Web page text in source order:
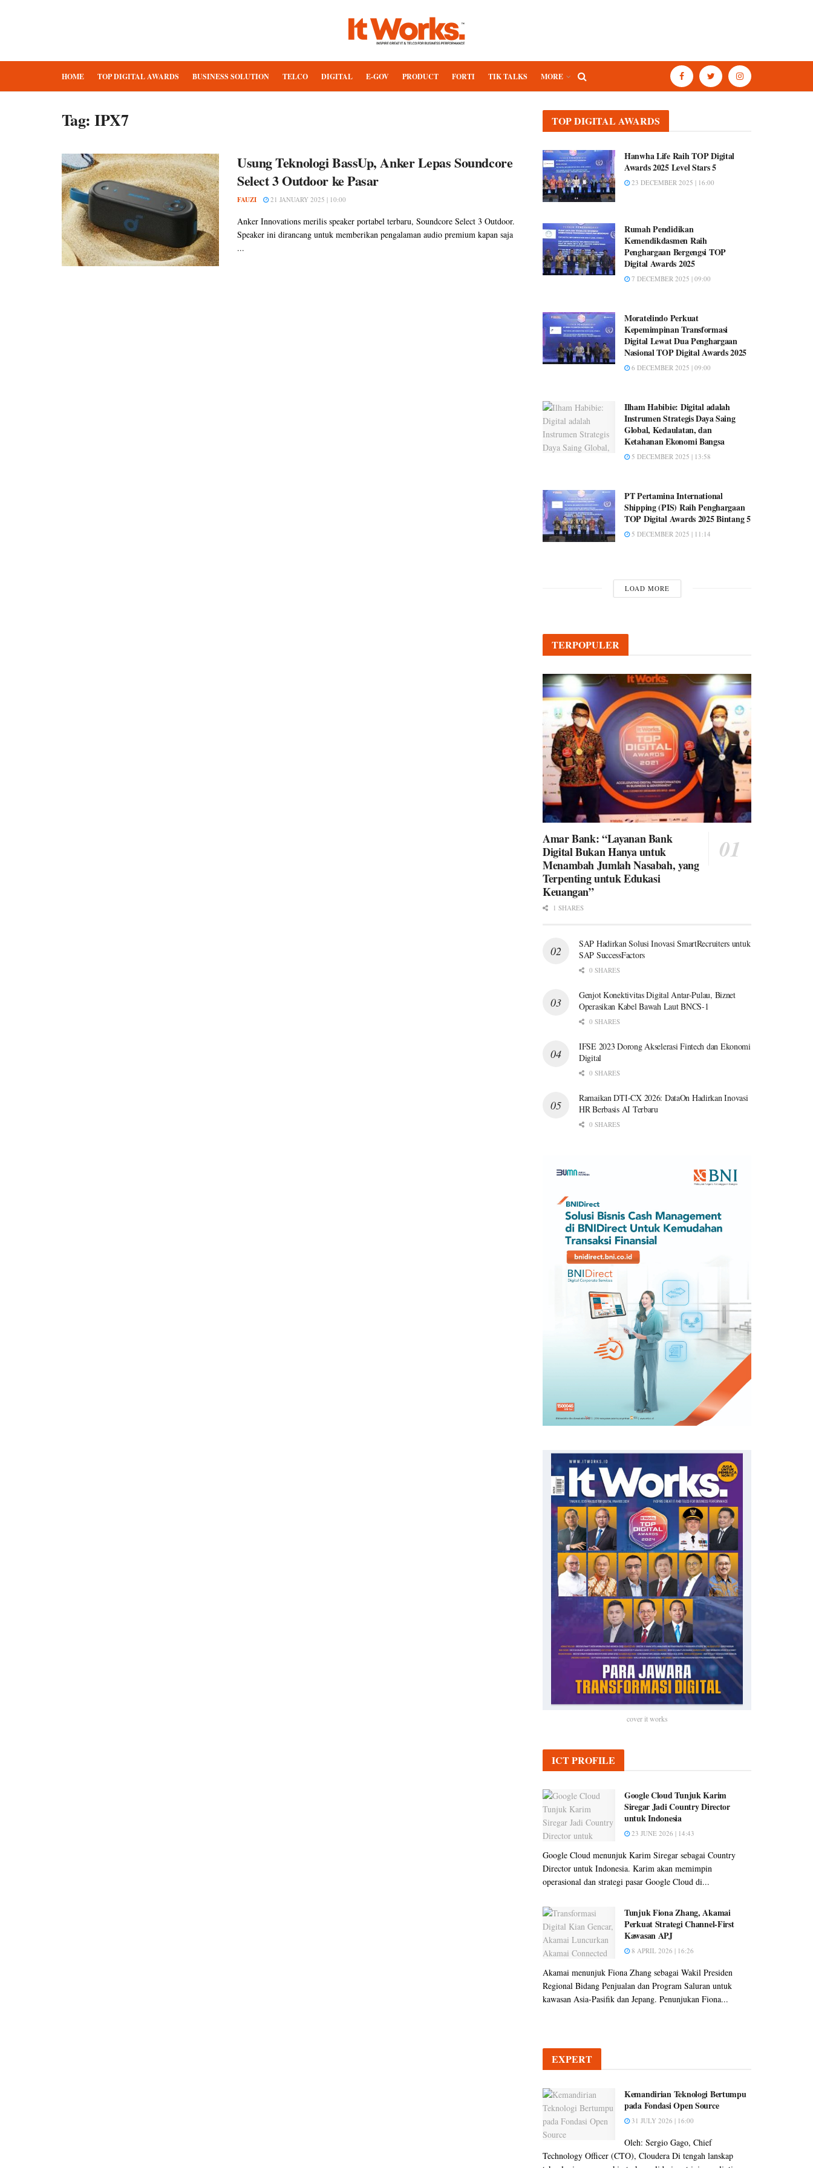
HOME TOP DIGITAL AWARDS BUSINESS SOLUTION TELCO DIGITAL E-GOV PRODUCT FORTI TIK TALKS MORE
Tag:IPX7
Usung Teknologi BassUp, Anker Lepas Soundcore
Select 3 Outdoor ke Pasar
FAUZI 21 JANUARY 2025 | 10:00
Anker Innovations merilis speaker portabel terbaru, Soundcore Select 3 Outdoor.
Speaker ini dirancang untuk memberikan pengalaman audio premium kapan saja
...
TOP DIGITAL AWARDS
Hanwha Life Raih TOP Digital
Awards 2025 Level Stars 5
23 DECEMBER 2025 | 16:00
Rumah Pendidikan
Kemendikdasmen Raih
Penghargaan Bergengsi TOP
Digital Awards 2025
7 DECEMBER 2025 | 09:00
Moratelindo Perkuat
Kepemimpinan Transformasi
Digital Lewat Dua Penghargaan
Nasional TOP Digital Awards 2025
6 DECEMBER 2025 | 09:00
Ilham Habibie: Digital adalah
Instrumen Strategis Daya Saing
Global, Kedaulatan, dan
Ketahanan Ekonomi Bangsa
5 DECEMBER 2025 | 13:58
PT Pertamina International
Shipping (PIS) Raih Penghargaan
TOP Digital Awards 2025 Bintang 5
5 DECEMBER 2025 | 11:14
LOAD MORE
TERPOPULER
Amar Bank: “Layanan Bank
Digital Bukan Hanya untuk
Menambah Jumlah Nasabah, yang
Terpenting untuk Edukasi
Keuangan”
1 SHARES
SAP Hadirkan Solusi Inovasi SmartRecruiters untuk
SAP SuccessFactors
0 SHARES
Genjot Konektivitas Digital Antar-Pulau, Biznet
Operasikan Kabel Bawah Laut BNCS-1
0 SHARES
IFSE 2023 Dorong Akselerasi Fintech dan Ekonomi
Digital
0 SHARES
Ramaikan DTI-CX 2026: DataOn Hadirkan Inovasi
HR Berbasis AI Terbaru
0 SHARES
cover it works
ICT PROFILE
Google Cloud Tunjuk Karim
Siregar Jadi Country Director
untuk Indonesia
23 JUNE 2026 | 14:43
Google Cloud menunjuk Karim Siregar sebagai Country
Director untuk Indonesia. Karim akan memimpin
operasional dan strategi pasar Google Cloud di...
Tunjuk Fiona Zhang, Akamai
Perkuat Strategi Channel-First
Kawasan APJ
8 APRIL 2026 | 16:26
Akamai menunjuk Fiona Zhang sebagai Wakil Presiden
Regional Bidang Penjualan dan Program Saluran untuk
kawasan Asia-Pasifik dan Jepang. Penunjukan Fiona...
EXPERT
Kemandirian Teknologi Bertumpu
pada Fondasi Open Source
31 JULY 2026 | 16:00
Oleh: Sergio Gago, Chief
Technology Officer (CTO), Cloudera Di tengah lanskap